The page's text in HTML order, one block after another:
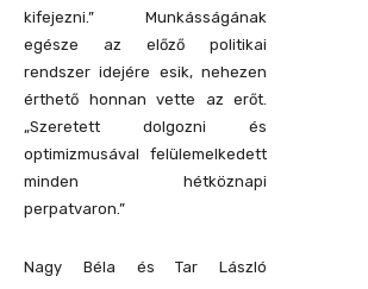
kifejezni.” Munkásságának
egésze az előző politikai
rendszer idejére esik, nehezen
érthető honnan vette az erőt.
„Szeretett dolgozni és
optimizmusával felülemelkedett
minden hétköznapi
perpatvaron.”
Nagy Béla és Tar László